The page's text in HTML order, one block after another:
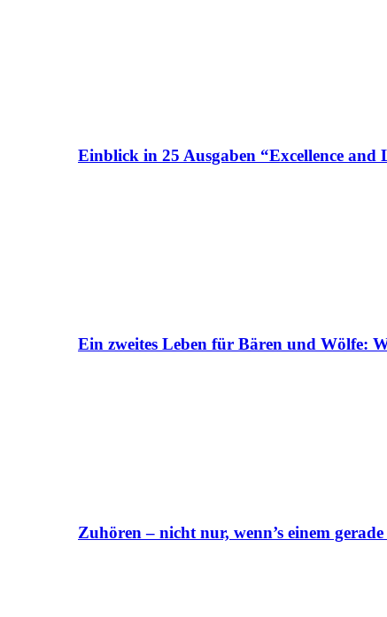
Einblick in 25 Ausgaben “Excellence and
Ein zweites Leben für Bären und Wölfe:
Zuhören – nicht nur, wenn’s einem gerade